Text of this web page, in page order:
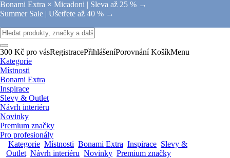
Bonami Extra × Micadoni | Sleva až 25 % →
Summer Sale | Ušetřete až 40 % →
300 Kč pro vásRegistracePřihlášeníPorovnání KošíkMenu
Kategorie
Místnosti
Bonami Extra
Inspirace
Slevy & Outlet
Návrh interiéru
Novinky
Premium značky
Pro profesionály
Kategorie Místnosti Bonami Extra Inspirace Slevy &
Outlet Návrh interiéru Novinky Premium značky